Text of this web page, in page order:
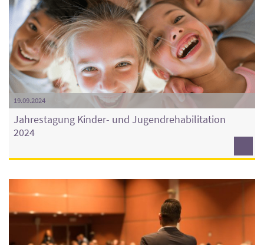
19.09.2024
Jahrestagung Kinder- und Jugendrehabilitation
2024